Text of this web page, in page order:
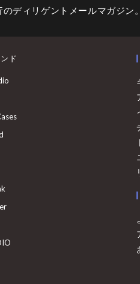
ディリゲントメールマガジン
ド